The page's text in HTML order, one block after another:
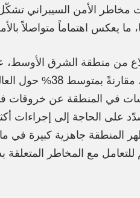
البالغ 53%. وما زالت مخاطر الأمن
من منطقة الشرق
عمليات القرصنة وتسريب
15% من المؤسسات في المنطقة عن
على الحاجة إلى إجراءات
المنطقة جاهزية كبيرة في
استعدادهم للتعامل مع المخاطر